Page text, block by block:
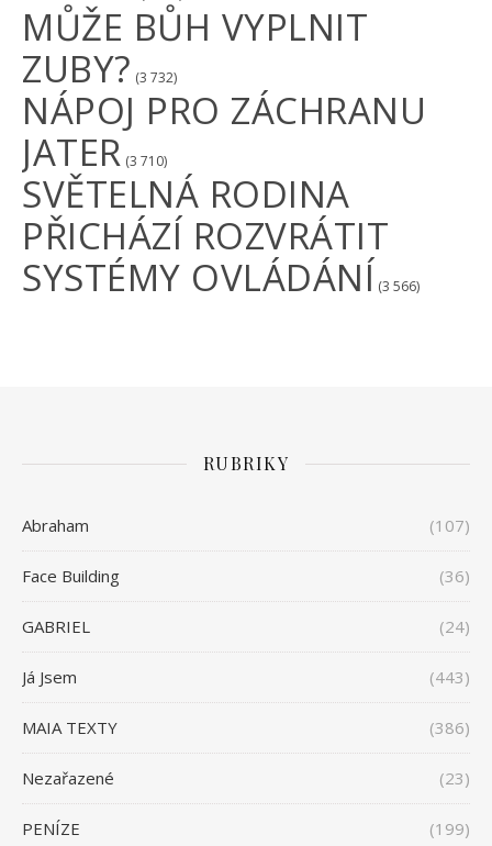
MŮŽE BŮH VYPLNIT
ZUBY? (3 732)
NÁPOJ PRO ZÁCHRANU
JATER (3 710)
SVĚTELNÁ RODINA
PŘICHÁZÍ ROZVRÁTIT
SYSTÉMY OVLÁDÁNÍ (3 566)
RUBRIKY
Abraham (107)
Face Building (36)
GABRIEL (24)
Já Jsem (443)
MAIA TEXTY (386)
Nezařazené (23)
PENÍZE (199)